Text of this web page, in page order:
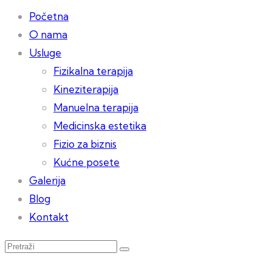
Početna
O nama
Usluge
Fizikalna terapija
Kineziterapija
Manuelna terapija
Medicinska estetika
Fizio za biznis
Kućne posete
Galerija
Blog
Kontakt